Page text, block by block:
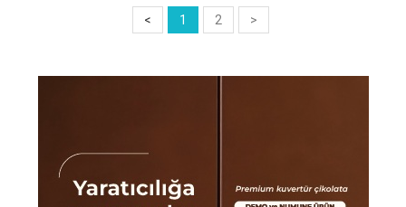
< 1 2 >